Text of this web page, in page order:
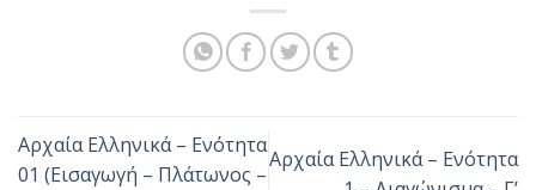
Αρχαία Ελληνικά – Ενότητα
01 (Εισαγωγή – Πλάτωνος –
Αρχαία Ελληνικά – Ενότητα